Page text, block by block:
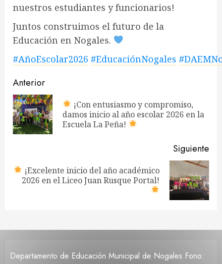
nuestros estudiantes y funcionarios!
Juntos construimos el futuro de la
Educación en Nogales.
#AñoEscolar2026 #EducaciónNogales
Navegación
de
entradas
Anterior
¡Con entusiasmo y compromiso,
damos inicio al año escolar 2026 en la
Escuela La Peña!
Siguiente
Siguiente
¡Excelente inicio del año académico
2026 en el Liceo Juan Rusque Portal!
Departamento de Educación Municipal de Nogales Fono: